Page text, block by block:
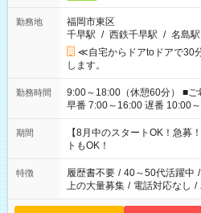
勤務地
福岡市東区
千早駅 / 西鉄千早駅 / 名島駅
≪自宅からドアtoドアで30
します。
勤務時間
9:00～18:00（休憩60分） ■ご希望があれば下記シフトもOK！
早番 7:00～16:00 遅番 10:00～
と休みを合わせたい」 「余裕
「できれば残業はしたくない
ね。 ※Wワーク希望の方へ 今ご覧のお仕事で希望する勤務時間
と、もう1つのお仕事の勤務
合は応募できません。
期間
【8月中のスタートOK！急
トもOK！
特徴 履歴書不要 / 40～50代活躍中 /
上の大量募集 / 電話対応なし /